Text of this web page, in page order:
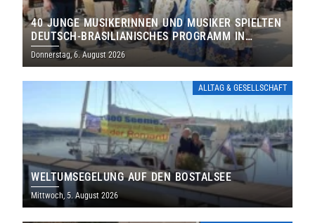
40 JUNGE MUSIKERINNEN UND MUSIKER SPIELTEN
DEUTSCH-BRASILIANISCHES PROGRAMM IN
THOLEY
Donnerstag, 6. August 2026
ALLTAG & GESELLSCHAFT
WELTUMSEGELUNG AUF DEN BOSTALSEE
Mittwoch, 5. August 2026